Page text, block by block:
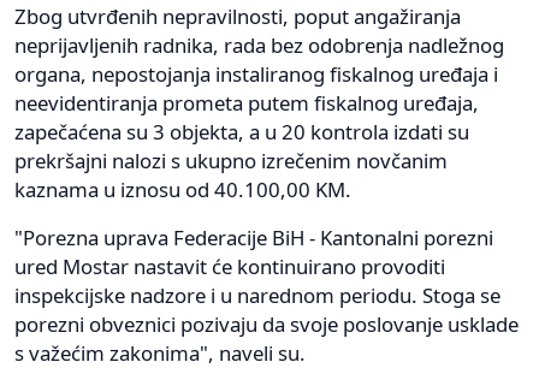
Zbog utvrđenih nepravilnosti, poput angažiranja
neprijavljenih radnika, rada bez odobrenja nadležnog
organa, nepostojanja instaliranog fiskalnog uređaja i
neevidentiranja prometa putem fiskalnog uređaja,
zapečaćena su 3 objekta, a u 20 kontrola izdati su
prekršajni nalozi s ukupno izrečenim novčanim
kaznama u iznosu od 40.100,00 KM.
"Porezna uprava Federacije BiH - Kantonalni porezni
ured Mostar nastavit će kontinuirano provoditi
inspekcijske nadzore i u narednom periodu. Stoga se
porezni obveznici pozivaju da svoje poslovanje usklade
s važećim zakonima", naveli su.